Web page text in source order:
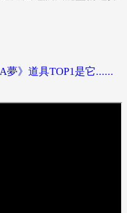
夢》道具TOP1是它......